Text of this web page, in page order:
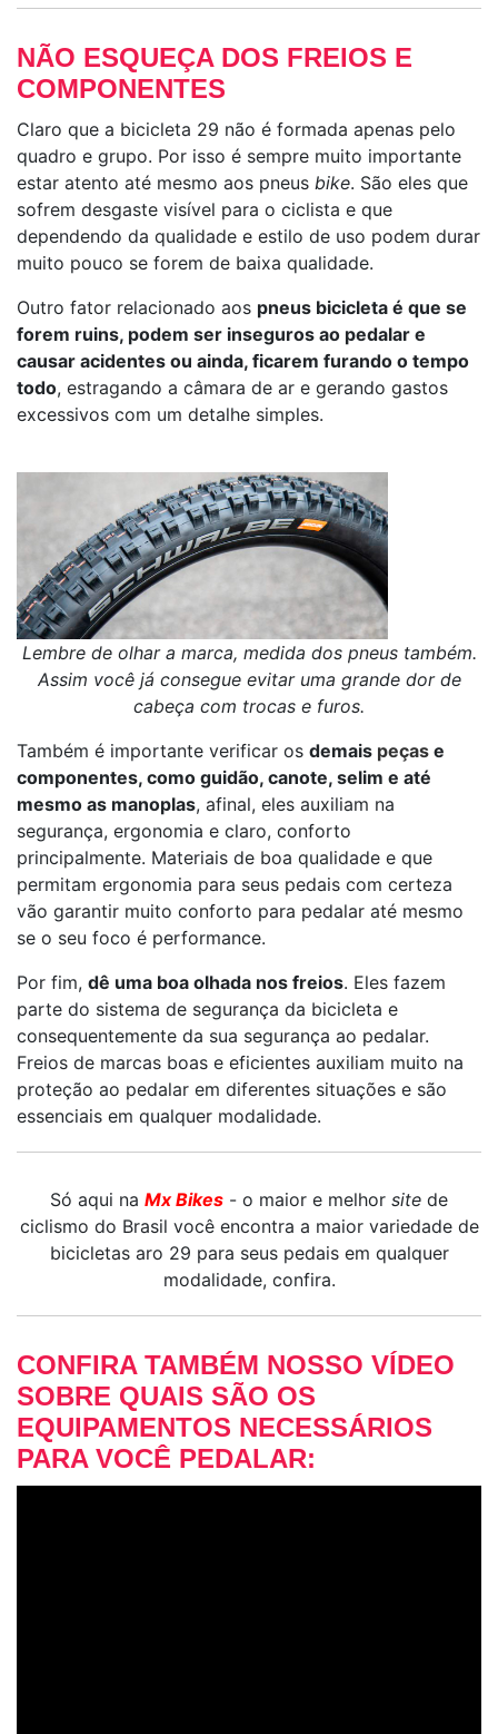
NÃO ESQUEÇA DOS FREIOS E
COMPONENTES
Claro que a bicicleta 29 não é formada apenas pelo
quadro e grupo. Por isso é sempre muito importante
estar atento até mesmo aos pneus bike. São eles que
sofrem desgaste visível para o ciclista e que
dependendo da qualidade e estilo de uso podem durar
muito pouco se forem de baixa qualidade.
Outro fator relacionado aos pneus bicicleta é que se
forem ruins, podem ser inseguros ao pedalar e
causar acidentes ou ainda, ficarem furando o tempo
todo, estragando a câmara de ar e gerando gastos
excessivos com um detalhe simples.
Lembre de olhar a marca, medida dos pneus também.
Assim você já consegue evitar uma grande dor de
cabeça com trocas e furos.
Também é importante verificar os demais peças e
componentes, como guidão, canote, selim e até
mesmo as manoplas, afinal, eles auxiliam na
segurança, ergonomia e claro, conforto
principalmente. Materiais de boa qualidade e que
permitam ergonomia para seus pedais com certeza
vão garantir muito conforto para pedalar até mesmo
se o seu foco é performance.
Por fim, dê uma boa olhada nos freios. Eles fazem
parte do sistema de segurança da bicicleta e
consequentemente da sua segurança ao pedalar.
Freios de marcas boas e eficientes auxiliam muito na
proteção ao pedalar em diferentes situações e são
essenciais em qualquer modalidade.
Só aqui na Mx Bikes - o maior e melhor site de
ciclismo do Brasil você encontra a maior variedade de
bicicletas aro 29 para seus pedais em qualquer
modalidade, confira.
CONFIRA TAMBÉM NOSSO VÍDEO
SOBRE QUAIS SÃO OS
EQUIPAMENTOS NECESSÁRIOS
PARA VOCÊ PEDALAR: